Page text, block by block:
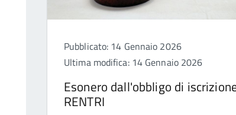
Pubblicato: 14 Gennaio 2026
Ultima modifica: 14 Gennaio 2026
Esonero dall'obbligo di
RENTRI